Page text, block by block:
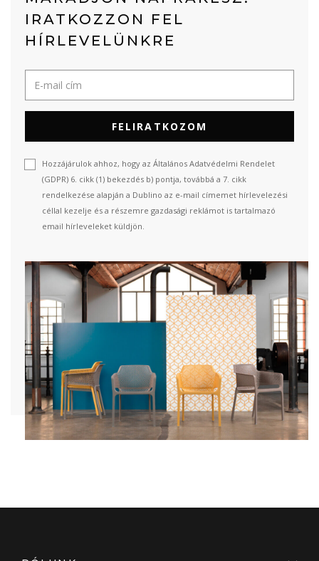
IRATKOZZON FEL
HÍRLEVELÜNKRE
FELIRATKOZOM
Hozzájárulok ahhoz, hogy az Általános Adatvédelmi Rendelet
(GDPR) 6. cikk (1) bekezdés b) pontja, továbbá a 7. cikk
rendelkezése alapján a Dublino az e-mail címemet hírlevelezési
céllal kezelje és a részemre gazdasági reklámot is tartalmazó
email hírleveleket küldjön.